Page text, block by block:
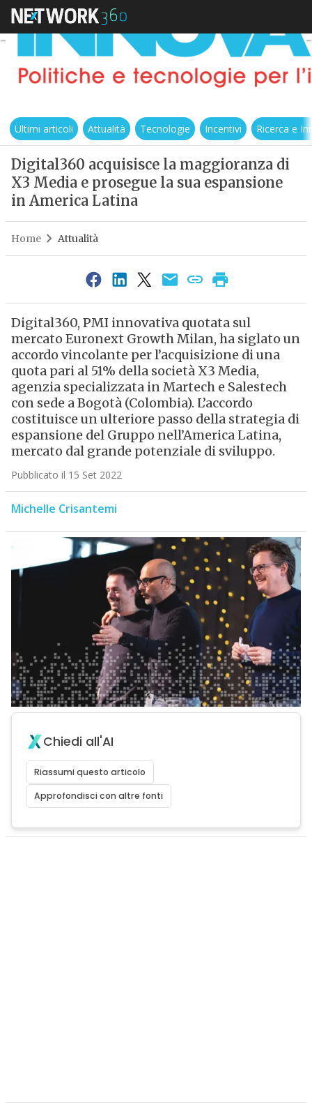
Ultimi articoli Attualità Tecnologie Incentivi Ricerca e
Digital360 acquisisce la maggioranza di
X3 Media e prosegue la sua espansione
in America Latina
Home Attualità
Digital360, PMI innovativa quotata sul
mercato Euronext Growth Milan, ha siglato un
accordo vincolante per l’acquisizione di una
quota pari al 51% della società X3 Media,
agenzia specializzata in Martech e Salestech
con sede a Bogotà (Colombia). L’accordo
costituisce un ulteriore passo della strategia di
espansione del Gruppo nell’America Latina,
mercato dal grande potenziale di sviluppo.
Pubblicato il 15 Set 2022
Michelle Crisantemi
Chiedi all'AI
Riassumi questo articolo
Approfondisci con altre fonti